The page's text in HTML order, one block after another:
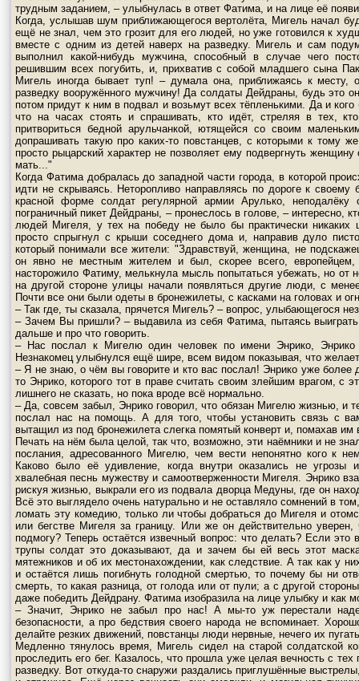
трудным заданием, – улыбнулась в ответ Фатима, и на лице её
Когда, услышав шум приближающегося вертолёта, Мигель начал
ещё не знал, чем это грозит для его людей, но уже готовился к
вместе с одним из детей наверх на разведку. Мигель и сам
выполнил какой-нибудь мужчина, способный в случае чего
решившим всех погубить, и, прихватив с собой младшего сына
Мигель иногда бывает туп! – думала она, приближаясь к месту,
разведку вооружённого мужчину! Да солдаты Дейдраны, будь это
потом придут к ним в подвал и возьмут всех тёпленькими. Да и
что на часах стоять и спрашивать, кто идёт, стреляя в тех,
притвориться бедной арульчанкой, ютящейся со своим
допрашивать такую про каких-то повстанцев, с которыми к тому
просто рыцарский характер не позволяет ему подвергнуть
мать..."
Когда Фатима добралась до западной части города, в которой
идти не скрываясь. Неторопливо направляясь по дороге к
красной форме солдат регулярной армии Арулько,
пограничный пикет Дейдраны, – пронеслось в голове, – интересно,
людей Мигеля, у тех на победу не было бы практически
просто спрыгнул с крыши соседнего дома и, направив дуло
который понимали все жители: "Здравствуй, женщина, не
он явно не местным жителем и был, скорее всего, европейцем,
насторожило Фатиму, мелькнула мысль попытаться убежать, но от
на другой стороне улицы начали появляться другие люди, с
Почти все они были одеты в бронежилеты, с касками на головах и
– Так где, ты сказала, прячется Мигель? – вопрос, улыбающегося
– Зачем Вы пришли? – выдавила из себя Фатима, пытаясь
дальше и про что говорить.
– Нас послал к Мигелю один человек по имени Энрико,
Незнакомец улыбнулся ещё шире, всем видом показывая, что
– Я не знаю, о чём вы говорите и кто вас послал! Энрико уже более
то Энрико, которого тот в праве считать своим злейшим врагом, с
лишнего не сказать, но пока вроде всё нормально.
– Да, совсем забыл, Энрико говорил, что обязан Мигелю жизнью, и
послал нас на помощь. А для того, чтобы установить связь с
вытащил из под бронежилета слегка помятый конверт и, помахав им
Печать на нём была целой, так что, возможно, эти наёмники и не
послания, адресованного Мигелю, чем вести непонятно кого к
Каково было её удивление, когда внутри оказались не угрозы
хвалебная песнь мужеству и самоотверженности Мигеля. Энрико
рискуя жизнью, выкрали его из подвала дворца Медуны, где он
Всё это выглядело очень натурально и не оставляло сомнений в
ломать эту комедию, только ли чтобы добраться до Мигеля и
или бегстве Мигеля за границу. Или же он действительно
подмогу? Теперь остаётся извечный вопрос: что делать? Если
трупы солдат это доказывают, да и зачем бы ей весь этот
мятежников и об их местонахождении, как следствие. А так как у
и остаётся лишь погибнуть голодной смертью, то почему бы ни
смерть, то какая разница, от голода или от пули; а с другой
даже победить Дейдрану. Фатима изобразила на лице улыбку и как
– Значит, Энрико не забыл про нас! А мы-то уж перестали
безопасности, а про бедствия своего народа не вспоминает.
делайте резких движений, повстанцы люди нервные, нечего их
Медленно тянулось время, Мигель сидел на старой солдатской
проследить его бег. Казалось, что прошла уже целая вечность с
разведку. Вот откуда-то снаружи раздались приглушённые